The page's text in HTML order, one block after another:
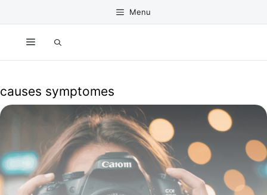
Menu
Menu
causes symptomes